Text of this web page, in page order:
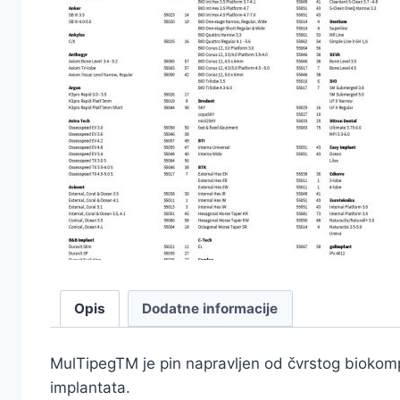
Opis Dodatne informacije
MulTipegTM je pin napravljen od čvrstog
implantata.